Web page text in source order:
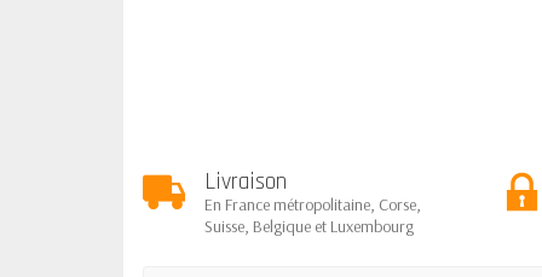
Livraison
En France métropolitaine, Corse,
Suisse, Belgique et Luxembourg